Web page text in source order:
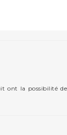
ont la possibilité de